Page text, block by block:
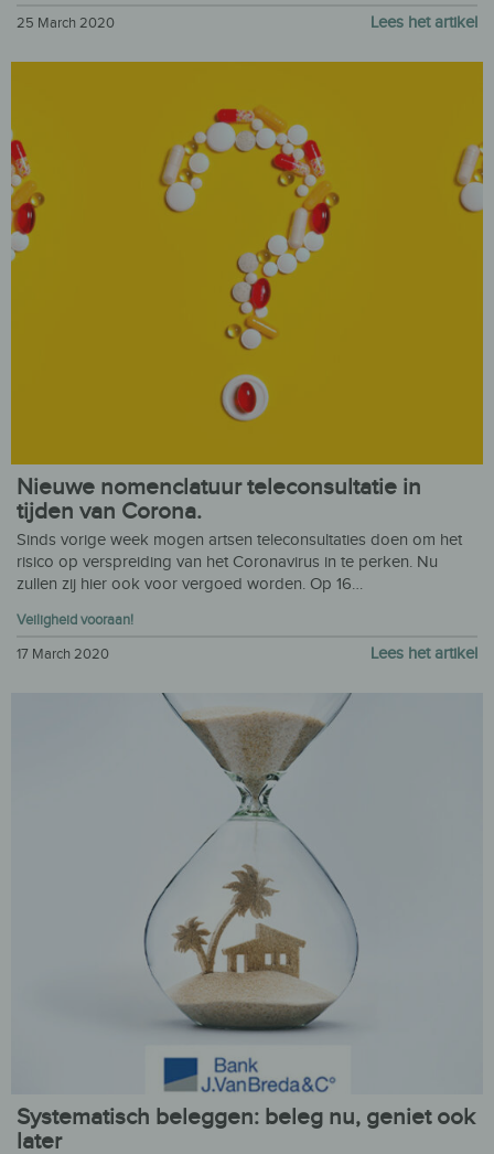
25 March 2020 Lees het artikel
Nieuwe nomenclatuur teleconsultatie in
tijden van Corona.
Sinds vorige week mogen artsen teleconsultaties doen om het
risico op verspreiding van het Coronavirus in te perken. Nu
zullen zij hier ook voor vergoed worden. Op 16…
Veiligheid vooraan!
17 March 2020 Lees het artikel
Systematisch beleggen: beleg nu, geniet ook
later